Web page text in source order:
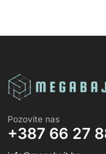
Pozovite nas
+387 66 27